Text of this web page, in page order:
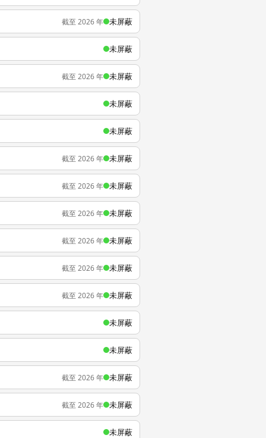
截至 2026 年 未屏蔽
未屏蔽
截至 2026 年 未屏蔽
未屏蔽
未屏蔽
截至 2026 年 未屏蔽
截至 2026 年 未屏蔽
截至 2026 年 未屏蔽
截至 2026 年 未屏蔽
截至 2026 年 未屏蔽
截至 2026 年 未屏蔽
未屏蔽
未屏蔽
截至 2026 年 未屏蔽
截至 2026 年 未屏蔽
未屏蔽